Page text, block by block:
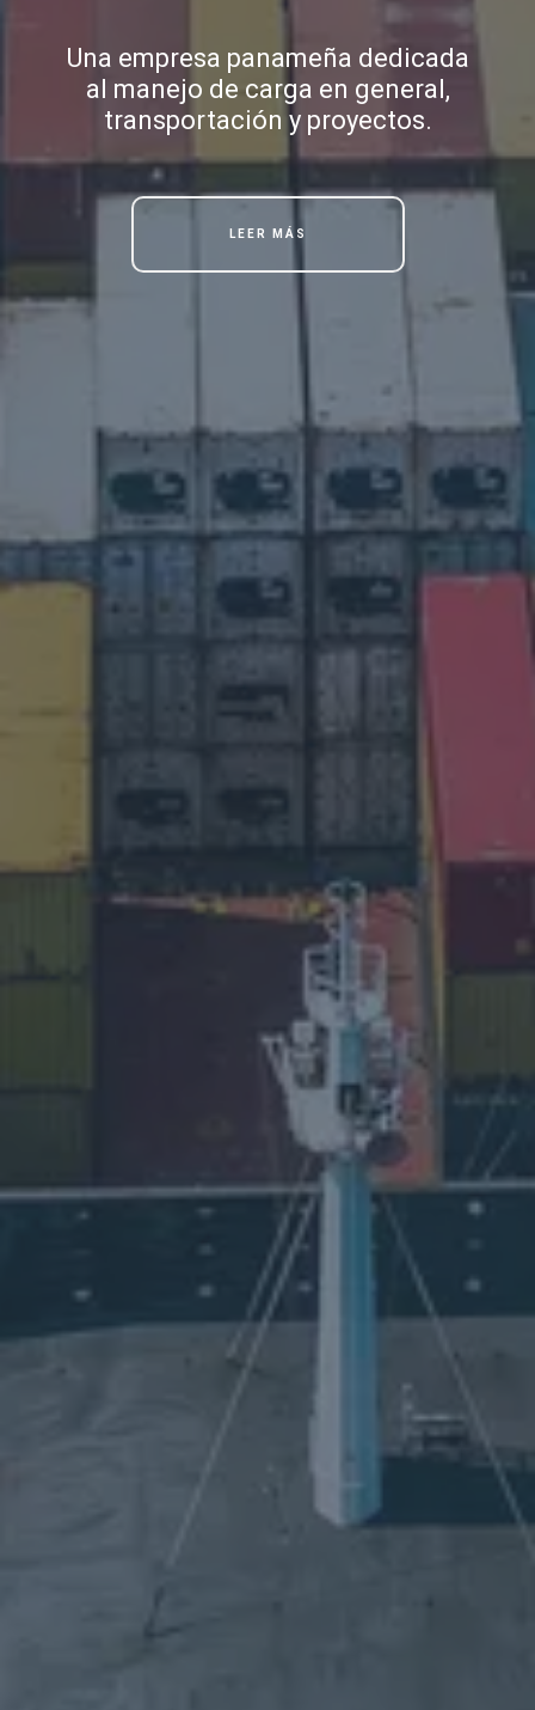
Una empresa panameña dedicada
al manejo de carga en general,
transportación y proyectos.
LEER MÁS